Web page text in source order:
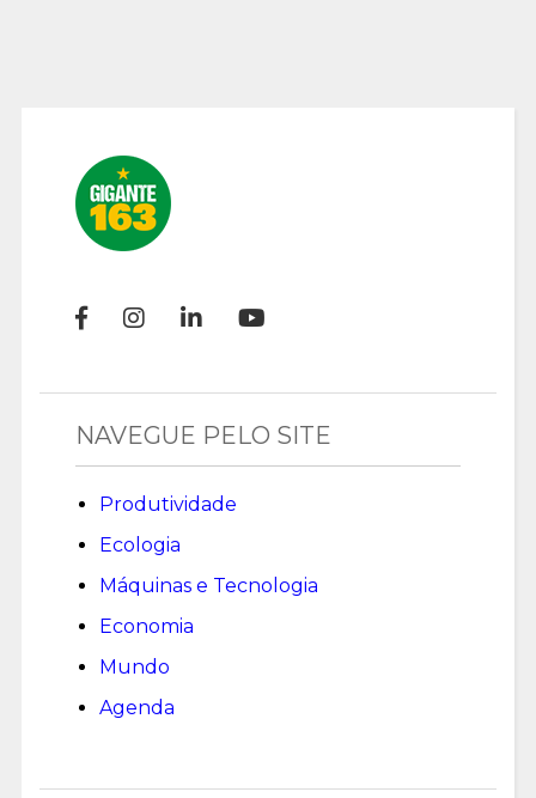
NAVEGUE PELO SITE
Produtividade
Ecologia
Máquinas e Tecnologia
Economia
Mundo
Agenda